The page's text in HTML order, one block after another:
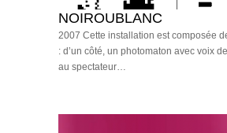
NOIROUBLANC
2007 Cette installation est composée
: d’un côté, un photomaton avec voix
au spectateur…